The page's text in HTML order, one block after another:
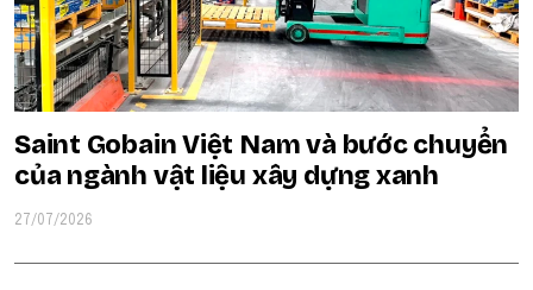
Saint Gobain Việt Nam và bước chuyển
của ngành vật liệu xây dựng xanh
27/07/2026